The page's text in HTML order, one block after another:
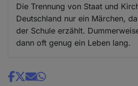
Die Trennung von Staat und
Deutschland nur ein Märchen,
der Schule erzählt.
dann oft genug ein Leben lang.